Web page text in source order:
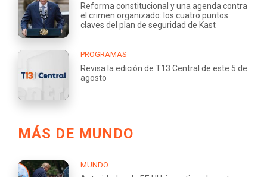
Reforma constitucional y una agenda contra
el crimen organizado: los cuatro puntos
claves del plan de seguridad de Kast
PROGRAMAS
Revisa la edición de T13 Central de este 5 de
agosto
MÁS DE MUNDO
MUNDO